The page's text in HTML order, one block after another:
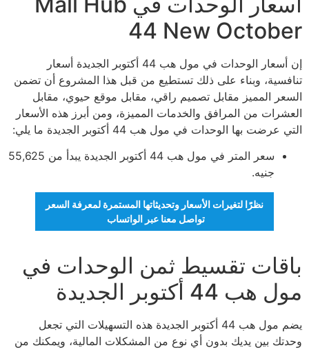
44 New October
إن أسعار الوحدات في مول هب 44 أكتوبر الجديدة أسعار
تنافسية، وبناء على ذلك تستطيع من قبل هذا المشروع أن تضمن
السعر المميز مقابل تصميم راقي، مقابل موقع حيوي، مقابل
العشرات من المرافق والخدمات المميزة، ومن أبرز هذه الأسعار
التي عرضت بها الوحدات في مول هب 44 أكتوبر الجديدة ما يلي:
سعر المتر في مول هب 44 أكتوبر الجديدة يبدأ من 55,625
جنيه.
نظرًا لتغيرات الأسعار وتحديثاتها المستمرة لمعرفة السعر
تواصل معنا عبر الواتساب
باقات تقسيط ثمن الوحدات في
مول هب 44 أكتوبر الجديدة
يضم مول هب 44 أكتوبر الجديدة هذه التسهيلات التي تجعل
وحدتك بين يديك بدون أي نوع من المشكلات المالية، ويمكنك من